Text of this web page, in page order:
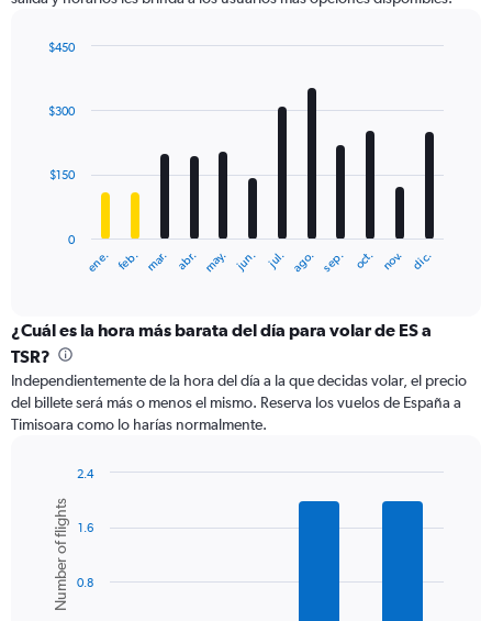
with
12
The
categories.
Range:
categories.
The
chart
axis
displaying
values.
Range:
ene. feb. mar. abr. may. jun. jul. ago. sep. oct. nov. dic.
0
$150
$300
$450
¿Cuál es la hora más barata del día para volar de ES a
TSR?
Independientemente de la hora del día a la que decidas volar, el precio
del billete será más o menos el mismo. Reserva los vuelos de España a
Timisoara como lo harías normalmente.
chart
with
bars.
The
Chart
graphic.
Number of flights 0.8
1.6
2.4